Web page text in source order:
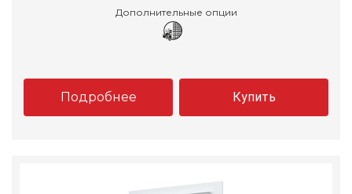
Дополнительные опции
Подробнее Купить